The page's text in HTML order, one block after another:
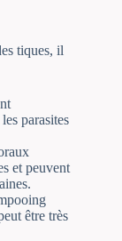
tiques, il
parasites
et peuvent
être très